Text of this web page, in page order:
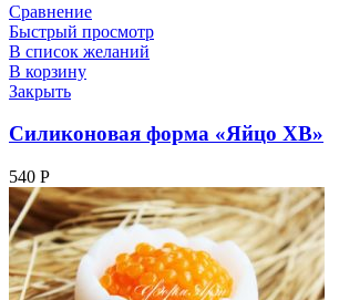
Сравнение
Быстрый просмотр
В список желаний
В корзину
Закрыть
Силиконовая форма «Яйцо ХВ»
540 Р